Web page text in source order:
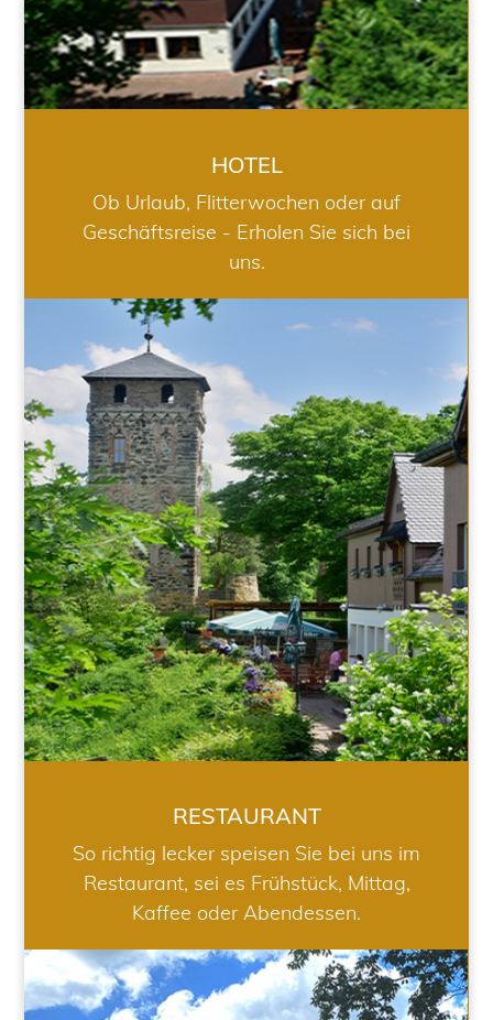
HOTEL
Ob Urlaub, Flitterwochen oder auf
Geschäftsreise - Erholen Sie sich bei
uns.
RESTAURANT
RESTAURANT
So richtig lecker speisen Sie bei uns im
Restaurant, sei es Frühstück, Mittag,
Kaffee oder Abendessen.